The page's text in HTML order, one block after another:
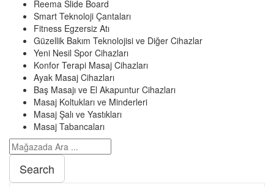
Reema Slide Board
Smart Teknoloji Çantaları
Fitness Egzersiz Atı
Güzellik Bakım Teknolojisi ve Diğer Cihazlar
Yeni Nesil Spor Cihazları
Konfor Terapi Masaj Cihazları
Ayak Masaj Cihazları
Baş Masajı ve El Akapuntur Cihazları
Masaj Koltukları ve Minderleri
Masaj Şalı ve Yastıkları
Masaj Tabancaları
Search